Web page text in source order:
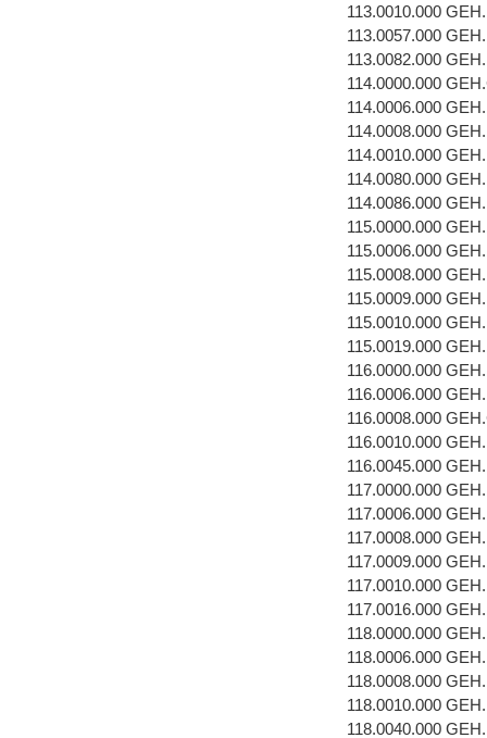
113.0010.000
113.0057.000
113.0082.000
114.0000.000
114.0006.000
114.0008.000
114.0010.000
114.0080.000
114.0086.000
115.0000.000
115.0006.000
115.0008.000
115.0009.000
115.0010.000
115.0019.000
116.0000.000
116.0006.000
116.0008.000
116.0010.000
116.0045.000
117.0000.000
117.0006.000
117.0008.000
117.0009.000
117.0010.000
117.0016.000
118.0000.000
118.0006.000
118.0008.000
118.0010.000
118.0040.000